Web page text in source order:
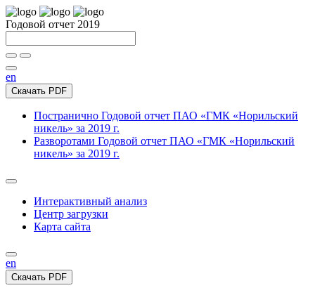
Годовой отчет 2019
en
Скачать PDF
Постранично Годовой отчет ПАО «ГМК «Норильский
никель» за 2019 г.
Разворотами Годовой отчет ПАО «ГМК «Норильский
никель» за 2019 г.
Интерактивный анализ
Центр загрузки
Карта сайта
en
Скачать PDF